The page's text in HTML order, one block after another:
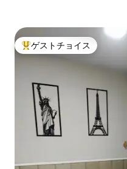
大好評のゲストチョイスで
ゲストチョイス